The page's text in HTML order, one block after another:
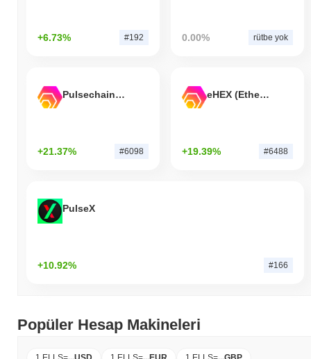
+6.73% #192 0.00% rütbe yok
Pulsechain Bridged HEX (Pulsechain)
+21.37% #6098
eHEX (Ethereum)
+19.39% #6488
PulseX
+10.92% #166
Popüler Hesap Makineleri